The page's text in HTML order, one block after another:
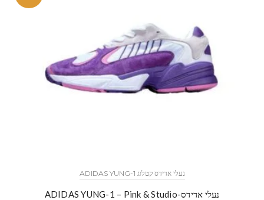
נעלי אדידס קטלוג ADIDAS YUNG-1
נעלי אדידס-ADIDAS YUNG-1 – Pink & Studio